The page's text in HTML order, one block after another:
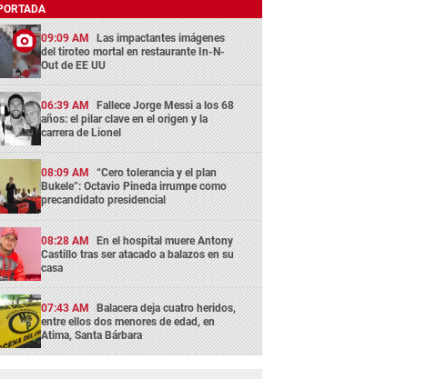
09:09 AM Las impactantes imágenes
del tiroteo mortal en restaurante In-N-
Out de EE UU
06:39 AM Fallece Jorge Messi a los 68
años: el pilar clave en el origen y la
carrera de Lionel
08:09 AM “Cero tolerancia y el plan
Bukele”: Octavio Pineda irrumpe como
precandidato presidencial
08:28 AM En el hospital muere Antony
Castillo tras ser atacado a balazos en su
casa
07:43 AM Balacera deja cuatro heridos,
entre ellos dos menores de edad, en
Atima, Santa Bárbara